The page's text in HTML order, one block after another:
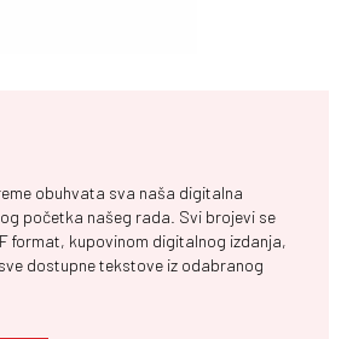
obuhvata sva naša digitalna
početka našeg rada. Svi brojevi se
format, kupovinom digitalnog izdanja,
dostupne tekstove iz odabranog